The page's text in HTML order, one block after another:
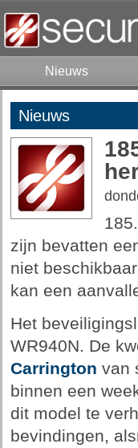
Nieuws
Nieuws
zijn bevatten
niet
kan een
Het
WR940N. De
Carrington van
binnen een
dit model te
bevindingen,